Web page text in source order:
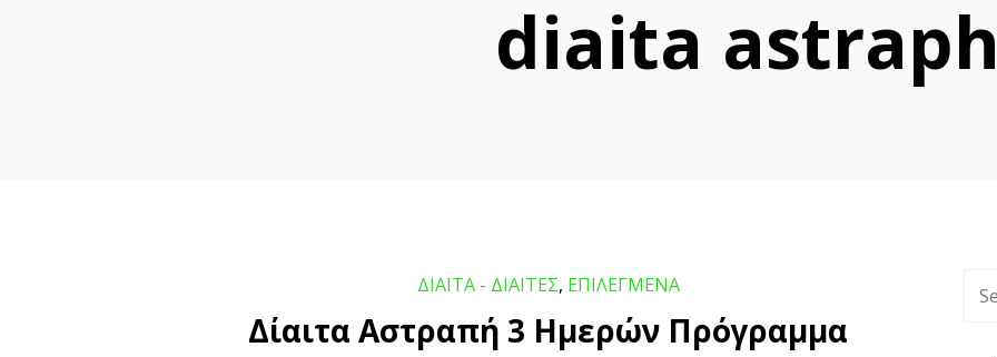
diaita
ΔΙΑΙΤΑ - ΔΙΑΙΤΕΣ, ΕΠΙΛΕΓΜΕΝΑ
Δίαιτα Αστραπή 3 Ημερών Πρόγραμμα